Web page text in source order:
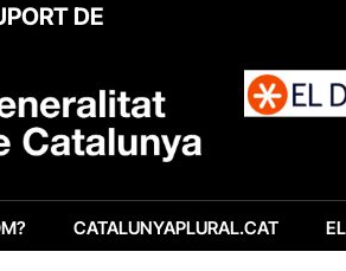
DE
CATALUNYAPLURAL.CAT